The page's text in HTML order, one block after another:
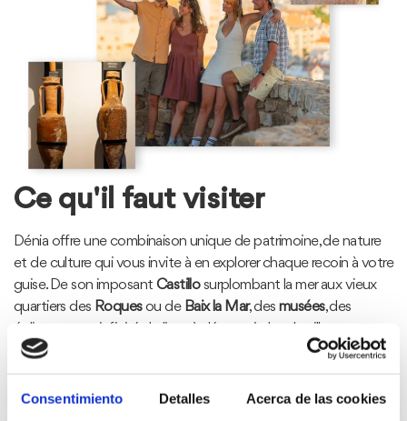
Consentimiento Detalles Acerca de las cookies
Ce qu'il faut visiter
Dénia offre une combinaison unique de patrimoine, de nature
et de culture qui vous invite à en explorer chaque recoin à votre
guise. De son imposant Castillosurplombant la mer aux vieux
quartiers des Roquesou de Baix la Mar, des musées, des
églises et une infinité de lieux à découvrir dans la ville et ses
environs.
l’architecture traditionnelle du centre historique, chaque visite